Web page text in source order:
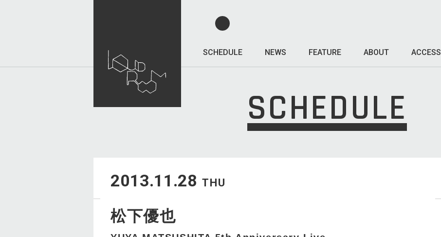
SCHEDULE NEWS FEATURE ABOUT ACCESS
SCHEDULE
2013.11.28 THU
松下優也